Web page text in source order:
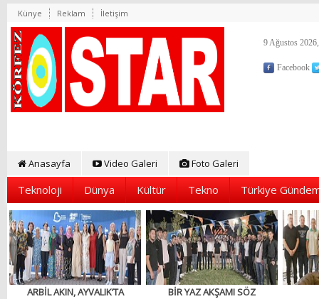
Künye Reklam İletişim
9 Ağustos
Facebook
Anasayfa Video Galeri Foto Galeri
Teknoloji Dünya Kültür Tekno Türkiye
ARBİL AKIN, AYVALIK’TA
BİR YAZ AKŞAMI SÖZ